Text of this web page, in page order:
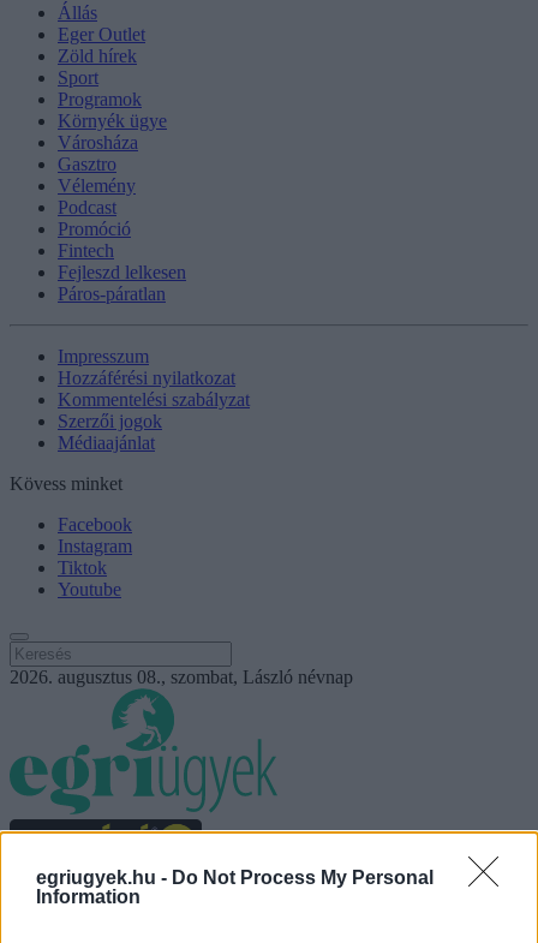
egriugyek.hu - Do Not Process My Personal
Information
Állás
Eger Outlet
Zöld hírek
Sport
Programok
Környék ügye
Városháza
Gasztro
Vélemény
Podcast
Promóció
Fintech
Fejleszd lelkesen
Páros-páratlan
Impresszum
Hozzáférési nyilatkozat
Kommentelési szabályzat
Szerzői jogok
Médiaajánlat
Kövess minket
Facebook
Instagram
Tiktok
Youtube
2026. augusztus 08., szombat, László névnap